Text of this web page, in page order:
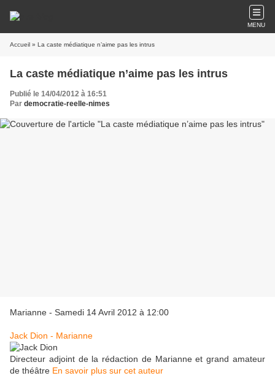
MENU
Accueil » La caste médiatique n’aime pas les intrus
La caste médiatique n’aime pas les intrus
Publié le 14/04/2012 à 16:51
Par democratie-reelle-nimes
Marianne - Samedi 14 Avril 2012 à 12:00
Jack Dion - Marianne
Directeur adjoint de la rédaction de Marianne et grand amateur
de théâtre En savoir plus sur cet auteur